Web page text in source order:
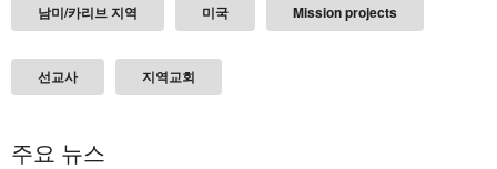
남미/카리브 지역 미국 Mission projects
선교사 지역교회
주요 뉴스